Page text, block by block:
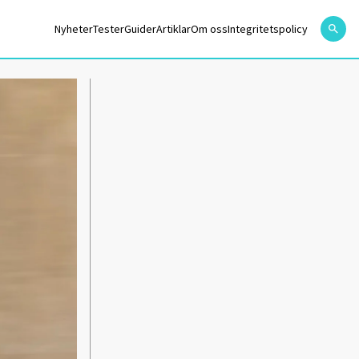
NyheterTesterGuiderArtiklarOm ossIntegritetspolicy